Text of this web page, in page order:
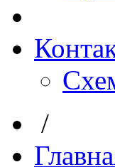
/